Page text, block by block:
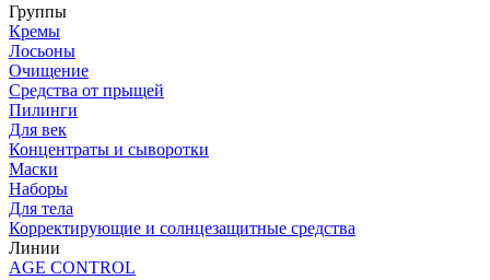
Группы
Кремы
Лосьоны
Очищение
Средства от прыщей
Пилинги
Для век
Концентраты и сыворотки
Маски
Наборы
Для тела
Корректирующие и солнцезащитные средства
Линии
AGE CONTROL